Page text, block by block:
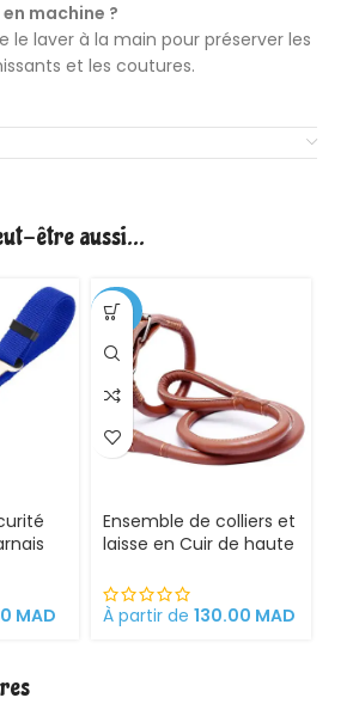
machine ?
le laver à la main pour préserver les
et les coutures.
être aussi…
MAD
-20%
Ensemble de colliers et
laisse en Cuir de haute
À partir de 130.00 MAD